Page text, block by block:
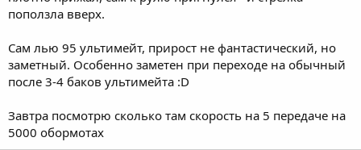
поползла вверх.
Сам лью 95 ультимейт, прирост не фантастический, но
заметный. Особенно заметен при переходе на обычный
после 3-4 баков ультимейта :D
Завтра посмотрю сколько там скорость на 5 передаче на
5000 обормотах